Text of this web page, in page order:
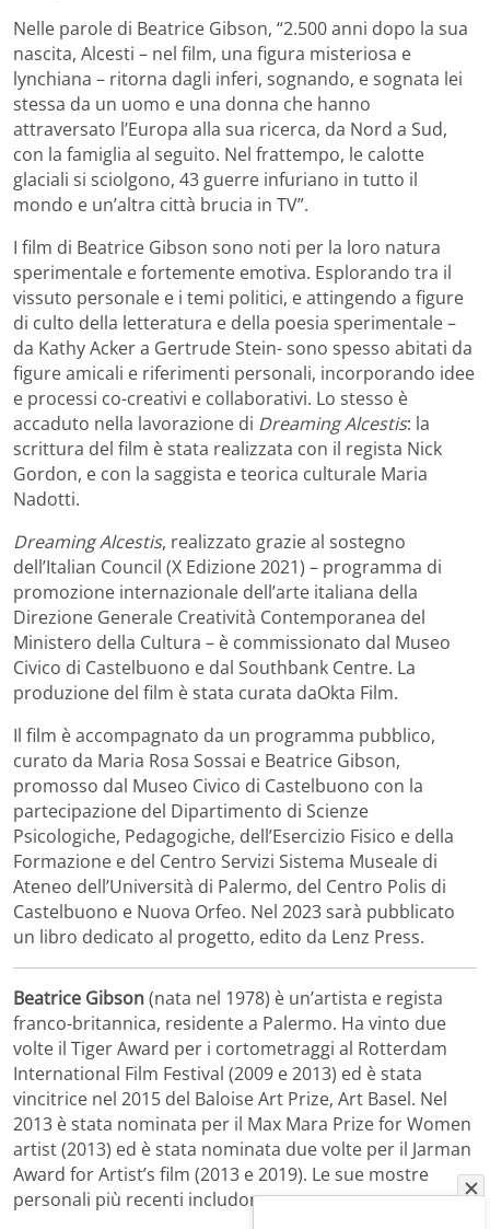
Nelle parole di Beatrice Gibson, “2.500 anni dopo la sua
nascita, Alcesti – nel film, una figura misteriosa e
lynchiana – ritorna dagli inferi, sognando, e sognata lei
stessa da un uomo e una donna che hanno
attraversato l’Europa alla sua ricerca, da Nord a Sud,
con la famiglia al seguito. Nel frattempo, le calotte
glaciali si sciolgono, 43 guerre infuriano in tutto il
mondo e un’altra città brucia in TV”.
I film di Beatrice Gibson sono noti per la loro natura
sperimentale e fortemente emotiva. Esplorando tra il
vissuto personale e i temi politici, e attingendo a figure
di culto della letteratura e della poesia sperimentale –
da Kathy Acker a Gertrude Stein- sono spesso abitati da
figure amicali e riferimenti personali, incorporando idee
e processi co-creativi e collaborativi. Lo stesso è
accaduto nella lavorazione di Dreaming Alcestis: la
scrittura del film è stata realizzata con il regista Nick
Gordon, e con la saggista e teorica culturale Maria
Nadotti.
Dreaming Alcestis, realizzato grazie al sostegno
dell’Italian Council (X Edizione 2021) – programma di
promozione internazionale dell’arte italiana della
Direzione Generale Creatività Contemporanea del
Ministero della Cultura – è commissionato dal Museo
Civico di Castelbuono e dal Southbank Centre. La
produzione del film è stata curata daOkta Film.
Il film è accompagnato da un programma pubblico,
curato da Maria Rosa Sossai e Beatrice Gibson,
promosso dal Museo Civico di Castelbuono con la
partecipazione del Dipartimento di Scienze
Psicologiche, Pedagogiche, dell’Esercizio Fisico e della
Formazione e del Centro Servizi Sistema Museale di
Ateneo dell’Università di Palermo, del Centro Polis di
Castelbuono e Nuova Orfeo. Nel 2023 sarà pubblicato
un libro dedicato al progetto, edito da Lenz Press.
Beatrice Gibson(nata nel 1978) è un’artista e regista
franco-britannica, residente a Palermo. Ha vinto due
volte il Tiger Award per i cortometraggi al Rotterdam
International Film Festival (2009 e 2013) ed è stata
vincitrice nel 2015 del Baloise Art Prize, Art Basel. Nel
2013 è stata nominata per il Max Mara Prize for Women
artist (2013) ed è stata nominata due volte per il Jarman
Award for Artist’s film (2013 e 2019). Le sue mostre
personali più recenti includono: